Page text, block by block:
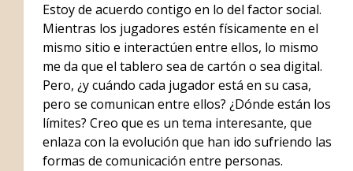
Estoy de acuerdo contigo en lo del factor social.
Mientras los jugadores estén físicamente en el
mismo sitio e interactúen entre ellos, lo mismo
me da que el tablero sea de cartón o sea digital.
Pero, ¿y cuándo cada jugador está en su casa,
pero se comunican entre ellos? ¿Dónde están los
límites? Creo que es un tema interesante, que
enlaza con la evolución que han ido sufriendo las
formas de comunicación entre personas.